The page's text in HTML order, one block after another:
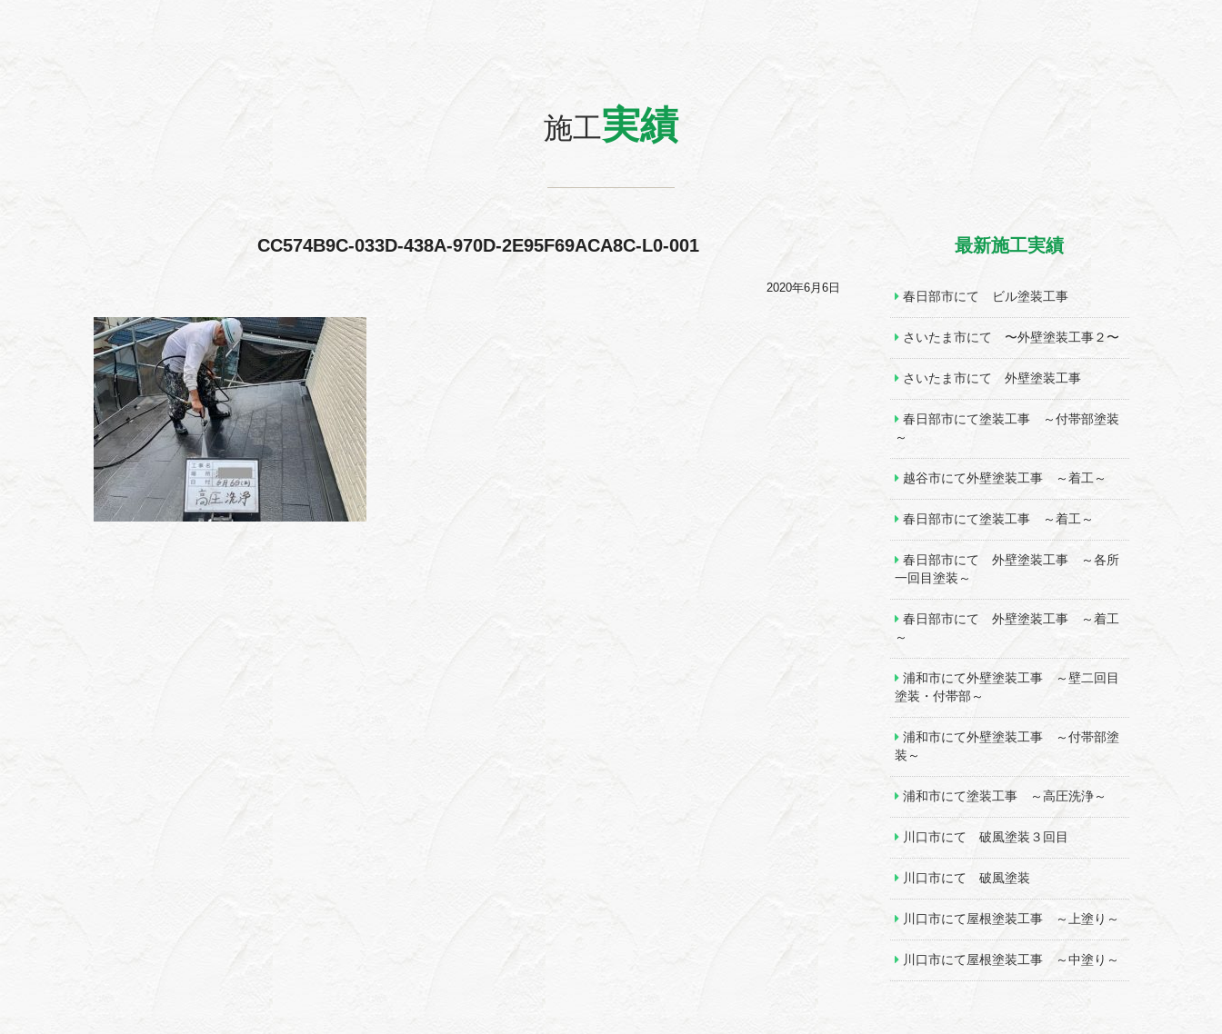
施工実績
CC574B9C-033D-438A-970D-2E95F69ACA8C-L0-001
2020年6月6日
最新施工実績
春日部市にて ビル塗装工事
さいたま市にて 〜外壁塗装工事２〜
さいたま市にて 外壁塗装工事
春日部市にて塗装工事 ～付帯部塗装
～
越谷市にて外壁塗装工事 ～着工～
春日部市にて塗装工事 ～着工～
春日部市にて 外壁塗装工事 ～各所
一回目塗装～
春日部市にて 外壁塗装工事 ～着工
～
浦和市にて外壁塗装工事 ～壁二回目
塗装・付帯部～
浦和市にて外壁塗装工事 ～付帯部塗
装～
浦和市にて塗装工事 ～高圧洗浄～
川口市にて 破風塗装３回目
川口市にて 破風塗装
川口市にて屋根塗装工事 ～上塗り～
川口市にて屋根塗装工事 ～中塗り～